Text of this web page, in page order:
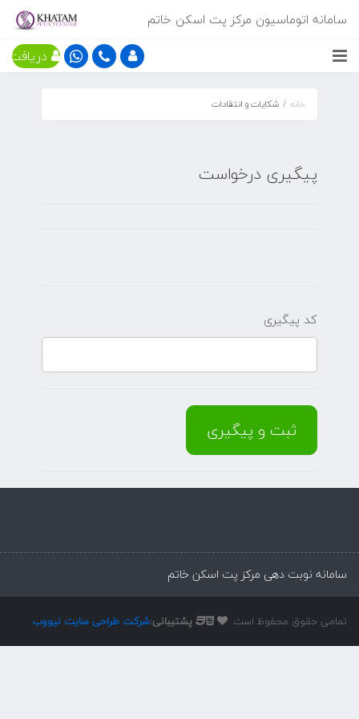
سامانه اتوماسیون مرکز پت اسکن خاتم
دریافت
خانه شکایات و انتقادات
پیگیری درخواست
کد پیگیری
سامانه نوبت دهی مرکز پت اسکن خاتم
تمامی حقوق محفوظ است. پشتیبانی:شرکت طراحی سایت نیووب